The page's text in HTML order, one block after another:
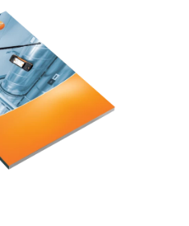
正確な風量測定